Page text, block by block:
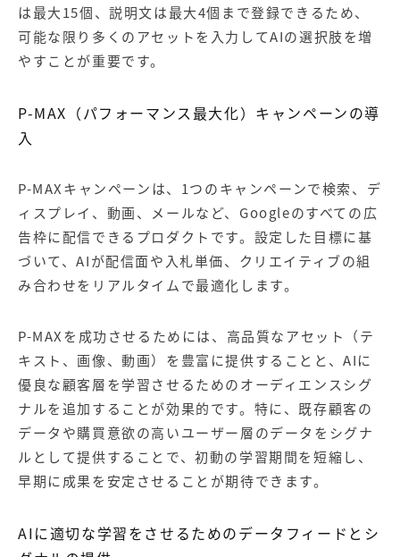
は最大15個、説明文は最大4個まで登録できるため、
可能な限り多くのアセットを入力してAIの選択肢を増
やすことが重要です。
P-MAX（パフォーマンス最大化）キャンペーンの導
入
P-MAXキャンペーンは、1つのキャンペーンで検索、デ
ィスプレイ、動画、メールなど、Googleのすべての広
告枠に配信できるプロダクトです。設定した目標に基
づいて、AIが配信面や入札単価、クリエイティブの組
み合わせをリアルタイムで最適化します。
P-MAXを成功させるためには、高品質なアセット（テ
キスト、画像、動画）を豊富に提供することと、AIに
優良な顧客層を学習させるためのオーディエンスシグ
ナルを追加することが効果的です。特に、既存顧客の
データや購買意欲の高いユーザー層のデータをシグナ
ルとして提供することで、初動の学習期間を短縮し、
早期に成果を安定させることが期待できます。
AIに適切な学習をさせるためのデータフィードとシ